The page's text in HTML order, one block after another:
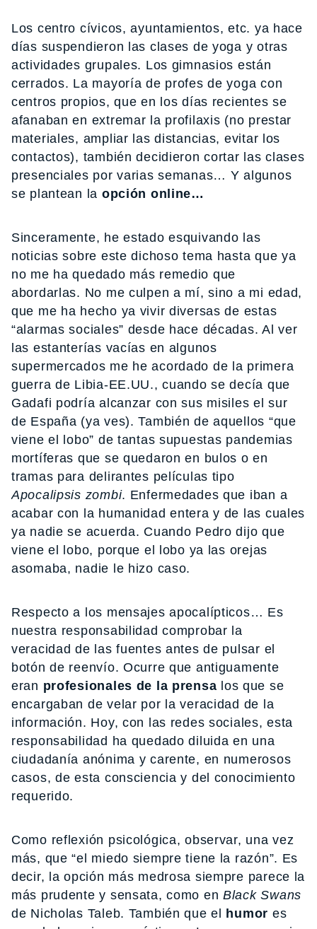
Los centro cívicos, ayuntamientos, etc. ya hace
días suspendieron las clases de yoga y otras
actividades grupales. Los gimnasios están
cerrados. La mayoría de profes de yoga con
centros propios, que en los días recientes se
afanaban en extremar la profilaxis (no prestar
materiales, ampliar las distancias, evitar los
contactos), también decidieron cortar las clases
presenciales por varias semanas… Y algunos
se plantean la opción online…
Sinceramente, he estado esquivando las
noticias sobre este dichoso tema hasta que ya
no me ha quedado más remedio que
abordarlas. No me culpen a mí, sino a mi edad,
que me ha hecho ya vivir diversas de estas
“alarmas sociales” desde hace décadas. Al ver
las estanterías vacías en algunos
supermercados me he acordado de la primera
guerra de Libia-EE.UU., cuando se decía que
Gadafi podría alcanzar con sus misiles el sur
de España (ya ves). También de aquellos “que
viene el lobo” de tantas supuestas pandemias
mortíferas que se quedaron en bulos o en
tramas para delirantes películas tipo
Apocalipsis zombi. Enfermedades que iban a
acabar con la humanidad entera y de las cuales
ya nadie se acuerda. Cuando Pedro dijo que
viene el lobo, porque el lobo ya las orejas
asomaba, nadie le hizo caso.
Respecto a los mensajes apocalípticos… Es
nuestra responsabilidad comprobar la
veracidad de las fuentes antes de pulsar el
botón de reenvío. Ocurre que antiguamente
eran profesionales de la prensa los que se
encargaban de velar por la veracidad de la
información. Hoy, con las redes sociales, esta
responsabilidad ha quedado diluida en una
ciudadanía anónima y carente, en numerosos
casos, de esta consciencia y del conocimiento
requerido.
Como reflexión psicológica, observar, una vez
más, que “el miedo siempre tiene la razón”. Es
decir, la opción más medrosa siempre parece la
más prudente y sensata, como enBlack Swans
de Nicholas Taleb. También que el humor es